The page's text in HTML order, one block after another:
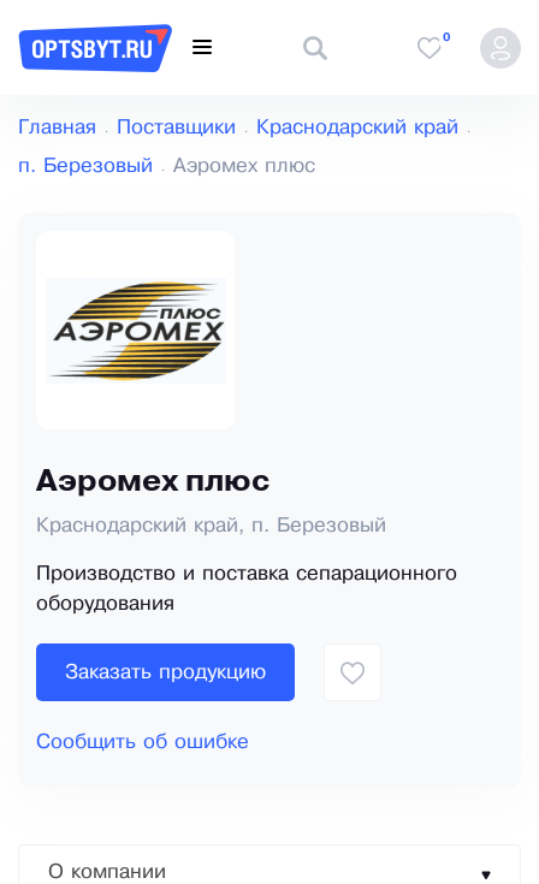
0
Главная Поставщики Краснодарский край
п. Березовый Аэромех плюс
Аэромех плюс
Краснодарский край, п. Березовый
Производство и поставка сепарационного
оборудования
Заказать продукцию
Сообщить об ошибке
О компании